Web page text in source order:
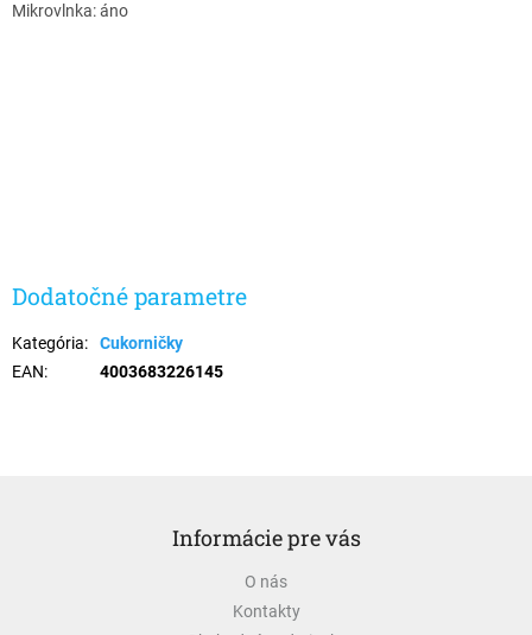
Mikrovlnka: áno
Dodatočné parametre
Kategória:
Cukorničky
EAN: 4003683226145
Informácie pre vás
O nás
Kontakty